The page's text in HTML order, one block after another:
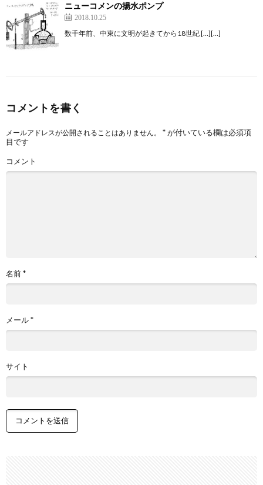
ニューコメンの揚水ポンプ
2018.10.25
数千年前、中東に文明が起きてから18世紀 […][…]
コメントを書く
メールアドレスが公開されることはありません。 *が付いている欄は必須項
目です
コメント
名前*
メール*
サイト